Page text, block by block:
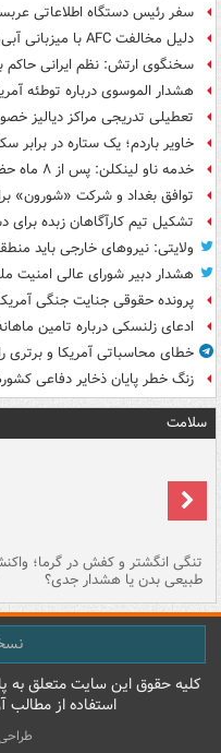
سفر رئیس دستگاه اطلاعاتی
دلیل مخالفت AFC با میزبانی آبی‌ها در عراق
سخنگوی ارتش: نظم ایرانی حاکم
هشدار الموسوی درباره توطئه
تعطیلی تدریجی مراکز دیالیز
خاویر باردم؛ یک ستاره در برابر
خدمه ناو لینکلن: پس از ۸ ماه حضور در دریا خسته و درمانده‌ شدیم
توافق بغداد و شرکت «شورون»
تشکیل تیم کارآگاهان زبده
ولایتی: نیروهای خارجی باید
هشدار دبیر شورای عالی امنیت
پرونده حقوقی جنایت جنگی
ادعای زلنسکی درباره تامین
خطای محاسباتی آمریکا و برتری
زنگ خطر پایان ذخایر دفاعی
سلامت
تنگی انگشتر و کفش در گرما؛
طبیعی بدن یا هشدار جدی؟
کليه حقوق اين سايت متعلق به
استفاده از مطالب